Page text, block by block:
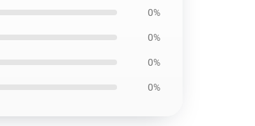
0%
0%
0%
0%